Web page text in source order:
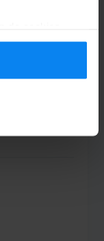
votre pays,
à tout
notrePolitique